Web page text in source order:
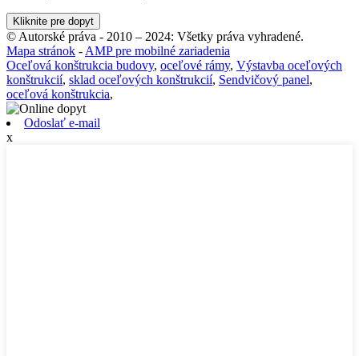
Kliknite pre dopyt
© Autorské práva - 2010 – 2024: Všetky práva vyhradené.
Mapa stránok - AMP pre mobilné zariadenia
Oceľová konštrukcia budovy, oceľové rámy, Výstavba oceľových
konštrukcií, sklad oceľových konštrukcií, Sendvičový panel,
oceľová konštrukcia,
Odoslať e-mail
x